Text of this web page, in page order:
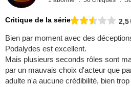
Critique de la série 2,5
Bien par moment avec des
Podalydes est excellent.
Mais plusieurs seconds rôles sont
par un mauvais choix d'acteur que
adulte n'a aucune crédibilité, bien